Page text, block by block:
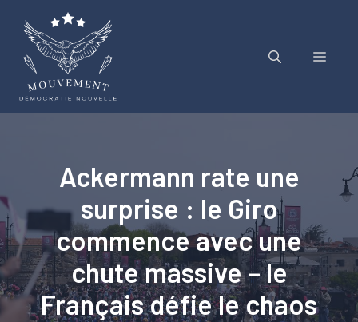
contenu
Menu
Ackermann rate une
surprise : le Giro
commence avec une
chute massive – le
Français défie le chaos